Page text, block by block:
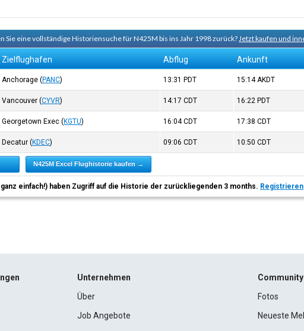
Sie eine vollständige Historiensuche für N425M bis ins Jahr 1998 zurück?Jetzt kaufen und
Zielflughafen Abflug Ankunft
Anchorage (PANC) 13:31 PDT 15:14AKDT
Vancouver (CYVR) 14:17CDT 16:22 PDT
Georgetown Exec (KGTU) 16:04CDT 17:38CDT
Decatur (KDEC) 09:06CDT 10:50CDT
N425M Excel Flughistorie kaufen →
einfach!) haben Zugriff auf die Historie der zurückliegenden 3 months. Registrieren
Unternehmen
Über
Job Angebote
Community
Fotos
Neueste